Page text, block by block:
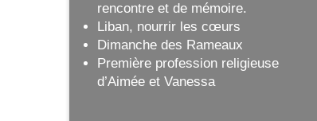
rencontre et de mémoire.
Liban, nourrir les cœurs
Dimanche des Rameaux
Première profession religieuse
d’Aimée et Vanessa